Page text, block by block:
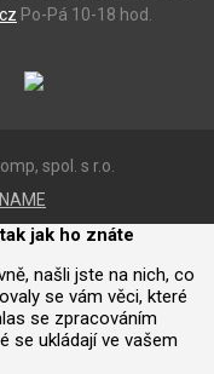
Po-Pá 10-18 hod.
spol. s r.o.
jak ho znáte
našli jste na nich, co
se vám věci, které
se zpracováním
se ukládají ve vašem